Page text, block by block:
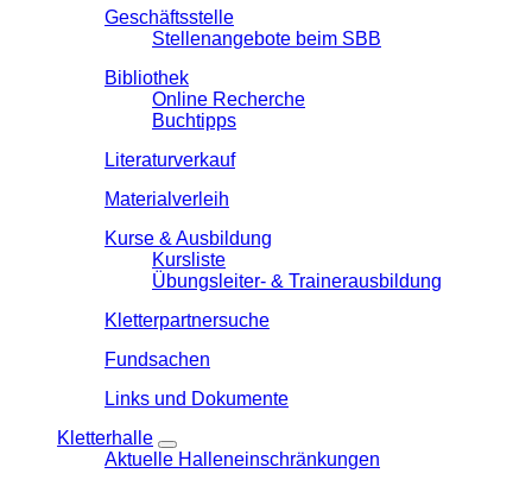
Geschäftsstelle
Stellenangebote beim SBB
Bibliothek
Online Recherche
Buchtipps
Literaturverkauf
Materialverleih
Kurse & Ausbildung
Kursliste
Übungsleiter- & Trainerausbildung
Kletterpartnersuche
Fundsachen
Links und Dokumente
Kletterhalle
Aktuelle Halleneinschränkungen